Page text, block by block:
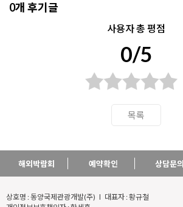
0개 후기글
사용자 총 평점
0/5
목록
해외박람회 예약확인 상담문의
상호명 : 동양국제관광개발(주) l 대표자 : 황규철